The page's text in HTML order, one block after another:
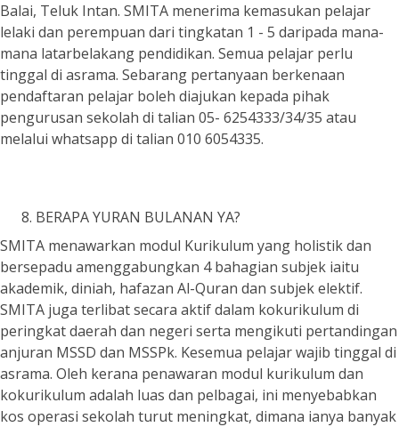
Balai, Teluk Intan. SMITA menerima kemasukan pelajar
lelaki dan perempuan dari tingkatan 1 - 5 daripada mana-
mana latarbelakang pendidikan. Semua pelajar perlu
tinggal di asrama. Sebarang pertanyaan berkenaan
pendaftaran pelajar boleh diajukan kepada pihak
pengurusan sekolah di talian 05- 6254333/34/35 atau
melalui whatsapp di talian 010 6054335.
BERAPA YURAN BULANAN YA?
SMITA menawarkan modul Kurikulum yang holistik dan
bersepadu amenggabungkan 4 bahagian subjek iaitu
akademik, diniah, hafazan Al-Quran dan subjek elektif.
SMITA juga terlibat secara aktif dalam kokurikulum di
peringkat daerah dan negeri serta mengikuti pertandingan
anjuran MSSD dan MSSPk. Kesemua pelajar wajib tinggal di
asrama. Oleh kerana penawaran modul kurikulum dan
kokurikulum adalah luas dan pelbagai, ini menyebabkan
kos operasi sekolah turut meningkat, dimana ianya banyak